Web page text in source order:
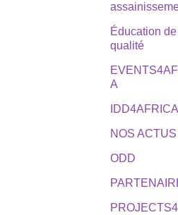
Éducation de
qualité
A
NOS ACTUS
ODD